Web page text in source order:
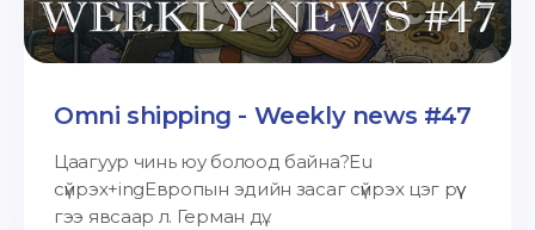
Omni shipping - Weekly news #47
Цаагуур чинь юу болоод байна?Eu
сүйрэх+ingЕвропын эдийн засаг сүйрэх цэг рүү
гээ явсаар л. Герман дү...